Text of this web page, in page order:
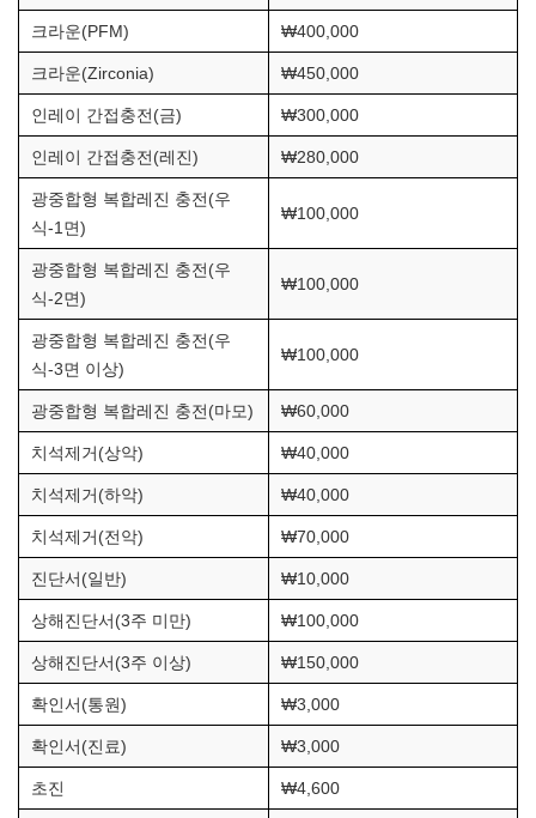
크라운(PFM) ₩400,000
크라운(Zirconia) ₩450,000
인레이 간접충전(금) ₩300,000
인레이 간접충전(레진) ₩280,000
광중합형 복합레진 충전(우
식-1면)
₩100,000
광중합형 복합레진 충전(우
식-2면)
₩100,000
광중합형 복합레진 충전(우
식-3면 이상)
₩100,000
광중합형 복합레진 충전(마모) ₩60,000
치석제거(상악) ₩40,000
치석제거(하악) ₩40,000
치석제거(전악) ₩70,000
진단서(일반) ₩10,000
상해진단서(3주 미만) ₩100,000
상해진단서(3주 이상) ₩150,000
확인서(통원) ₩3,000
확인서(진료) ₩3,000
초진 ₩4,600